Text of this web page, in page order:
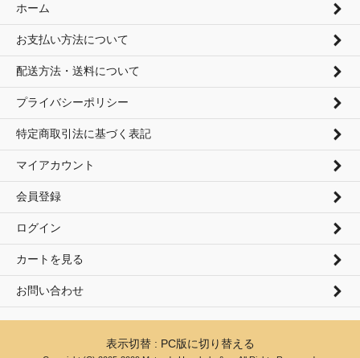
ホーム
お支払い方法について
配送方法・送料について
プライバシーポリシー
特定商取引法に基づく表記
マイアカウント
会員登録
ログイン
カートを見る
お問い合わせ
表示切替 : PC版に切り替える